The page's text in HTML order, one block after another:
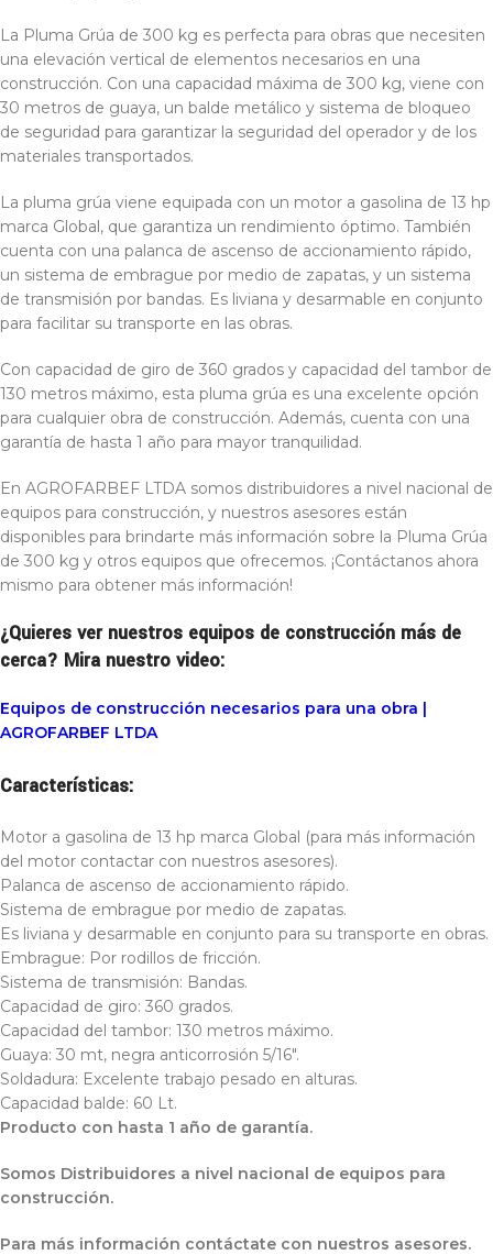
La Pluma Grúa de 300 kg es perfecta para obras que necesiten
una elevación vertical de elementos necesarios en una
construcción. Con una capacidad máxima de 300 kg, viene con
30 metros de guaya, un balde metálico y sistema de bloqueo
de seguridad para garantizar la seguridad del operador y de los
materiales transportados.
La pluma grúa viene equipada con un motor a gasolina de 13 hp
marca Global, que garantiza un rendimiento óptimo. También
cuenta con una palanca de ascenso de accionamiento rápido,
un sistema de embrague por medio de zapatas, y un sistema
de transmisión por bandas. Es liviana y desarmable en conjunto
para facilitar su transporte en las obras.
Con capacidad de giro de 360 grados y capacidad del tambor de
130 metros máximo, esta pluma grúa es una excelente opción
para cualquier obra de construcción. Además, cuenta con una
garantía de hasta 1 año para mayor tranquilidad.
En AGROFARBEF LTDA somos distribuidores a nivel nacional de
equipos para construcción, y nuestros asesores están
disponibles para brindarte más información sobre la Pluma Grúa
de 300 kg y otros equipos que ofrecemos. ¡Contáctanos ahora
mismo para obtener más información!
¿Quieres ver nuestros equipos de construcción más de
cerca? Mira nuestro video:
Equipos de construcción necesarios para una obra |
AGROFARBEF LTDA
Características:
Motor a gasolina de 13 hp marca Global (para más información
del motor contactar con nuestros asesores).
Palanca de ascenso de accionamiento rápido.
Sistema de embrague por medio de zapatas.
Es liviana y desarmable en conjunto para su transporte en obras.
Embrague: Por rodillos de fricción.
Sistema de transmisión: Bandas.
Capacidad de giro: 360 grados.
Capacidad del tambor: 130 metros máximo.
Guaya: 30 mt, negra anticorrosión 5/16″.
Soldadura: Excelente trabajo pesado en alturas.
Capacidad balde: 60 Lt.
Producto con hasta 1 año de garantía.
Somos Distribuidores a nivel nacional de equipos para
construcción.
Para más información contáctate con nuestros asesores.